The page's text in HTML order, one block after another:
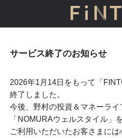
サービス終了のお知らせ
2026年1月14日をもって「
終了しました。
今後、野村の投資＆マネーライ
「NOMURAウェルスタイル」
ご利用いただいたお客さまには